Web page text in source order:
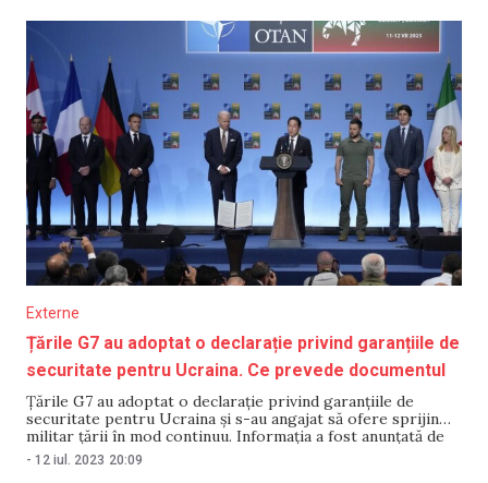
refuzat să susțină o
Externe
Țările G7 au adoptat o declarație privind garanțiile de
securitate pentru Ucraina. Ce prevede documentul
Țările G7 au adoptat o declarație privind garanțiile de
securitate pentru Ucraina și s-au angajat să ofere sprijin
militar țării în mod continuu. Informația a fost anunțată de
prim-ministrul japonez Fumio Kishida în timpul unui
briefing de presă, care s-a desfășurat în marja summitului
- 12 iul. 2023 20:09